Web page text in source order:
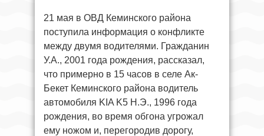
21 мая в ОВД Кеминского района
поступила информация о конфликте
между двумя водителями. Гражданин
У.А., 2001 года рождения, рассказал,
что примерно в 15 часов в селе Ак-
Бекет Кеминского района водитель
автомобиля KIA K5 Н.Э., 1996 года
рождения, во время обгона угрожал
ему ножом и, перегородив дорогу,